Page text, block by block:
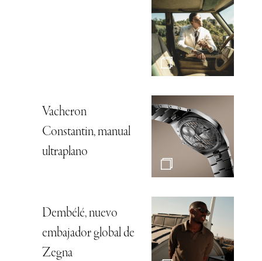
Vacheron
Constantin, manual
ultraplano
Dembélé, nuevo
embajador global de
Zegna